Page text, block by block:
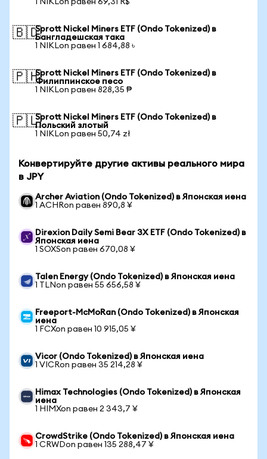
1 NIKLon равен 69,31 R$
🇧🇩Sprott Nickel Miners ETF (Ondo Tokenized) в
Бангладешская така
1 NIKLon равен 1 684,88 ৳
🇵🇭Sprott Nickel Miners ETF (Ondo Tokenized) в
Филиппинское песо
1 NIKLon равен 828,35 ₱
🇵🇱Sprott Nickel Miners ETF (Ondo Tokenized) в
Польский злотый
1 NIKLon равен 50,74 zł
Конвертируйте другие активы реального мира
в JPY
Archer Aviation (Ondo Tokenized) в Японская иена
1 ACHRon равен 890,8 ¥
Direxion Daily Semi Bear 3X ETF (Ondo Tokenized) в
Японская иена
1 SOXSon равен 670,08 ¥
Talen Energy (Ondo Tokenized) в Японская иена
1 TLNon равен 55 656,58 ¥
Freeport-McMoRan (Ondo Tokenized) в Японская
иена
1 FCXon равен 10 915,05 ¥
Vicor (Ondo Tokenized) в Японская иена
1 VICRon равен 35 214,28 ¥
Himax Technologies (Ondo Tokenized) в Японская
иена
1 HIMXon равен 2 343,7 ¥
CrowdStrike (Ondo Tokenized) в Японская иена
1 CRWDon равен 135 288,47 ¥